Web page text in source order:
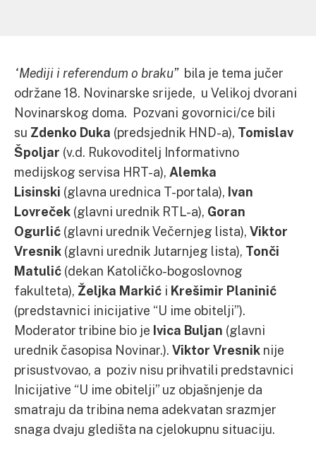
“Mediji i referendum o braku”bila je tema jučer
održane 18. Novinarske srijede, u Velikoj dvorani
Novinarskog doma. Pozvani govornici/ce bili
su Zdenko Duka (predsjednik HND-a), Tomislav
Špoljar (v.d. Rukovoditelj Informativno
medijskog servisa HRT-a), Alemka
Lisinski (glavna urednica T-portala), Ivan
Lovreček (glavni urednik RTL-a), Goran
Ogurlić (glavni urednik Večernjeg lista), Viktor
Vresnik (glavni urednik Jutarnjeg lista), Tonči
Matulić (dekan Katoličko-bogoslovnog
fakulteta), Željka Markić i Krešimir Planinić
(predstavnici inicijative “U ime obitelji”).
Moderator tribine bio je Ivica Buljan (glavni
urednik časopisa Novinar.). Viktor Vresnik nije
prisustvovao, a poziv nisu prihvatili predstavnici
Inicijative “U ime obitelji” uz objašnjenje da
smatraju da tribina nema adekvatan srazmjer
snaga dvaju gledišta na cjelokupnu situaciju.